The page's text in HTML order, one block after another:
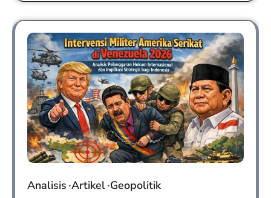
Analisis Artikel Geopolitik